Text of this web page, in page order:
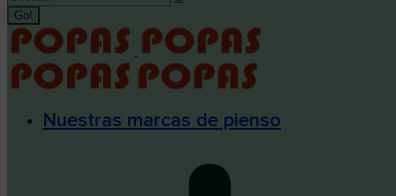
Nuestras marcas de pienso